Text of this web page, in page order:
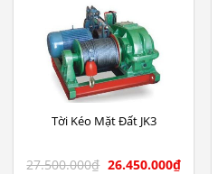
Tời Kéo Mặt Đất JK3
27.500.000₫ 26.450.000₫